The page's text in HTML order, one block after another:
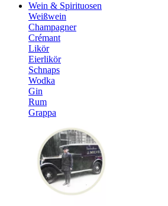
Wein & Spirituosen
Weißwein
Champagner
Crémant
Likör
Eierlikör
Schnaps
Wodka
Gin
Rum
Grappa